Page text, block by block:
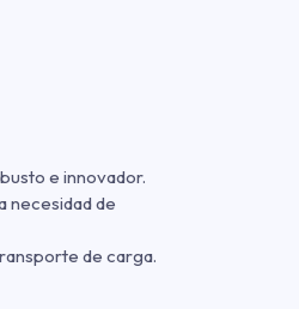
e innovador.
necesidad de
de carga.